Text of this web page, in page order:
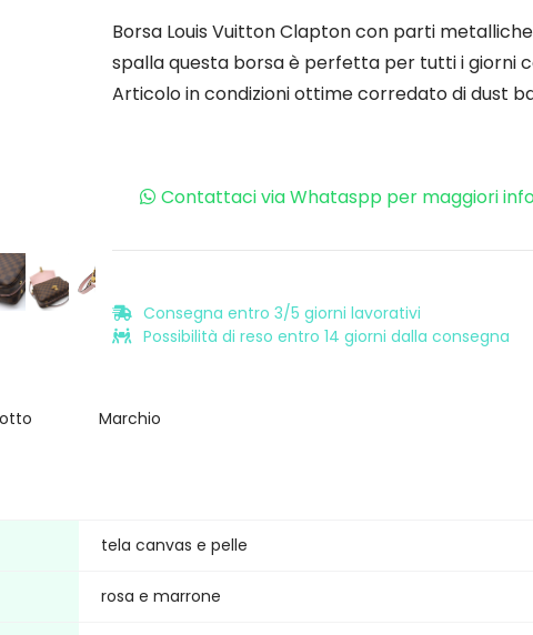
Borsa Louis Vuitton Clapton con parti
spalla questa borsa è perfetta per tutti i giorni
Articolo in condizioni ottime corredato di dust
Contattaci via Whataspp per maggiori
Consegna entro 3/5 giorni lavorativi
Possibilità di reso entro 14 giorni dalla consegna
Marchio
tela canvas e pelle
rosa e marrone